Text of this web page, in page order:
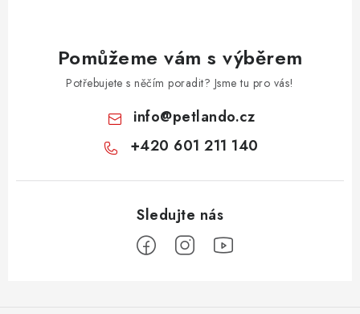
Pomůžeme vám s výběrem
Potřebujete s něčím poradit? Jsme tu pro vás!
info@petlando.cz
+420 601 211 140